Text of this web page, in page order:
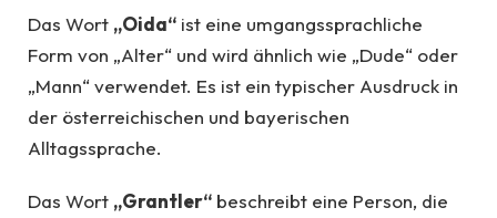
Das Wort „Oida“ ist eine umgangssprachliche
Form von „Alter“ und wird ähnlich wie „Dude“ oder
„Mann“ verwendet. Es ist ein typischer Ausdruck in
der österreichischen und bayerischen
Alltagssprache.
Das Wort „Grantler“ beschreibt eine Person, die